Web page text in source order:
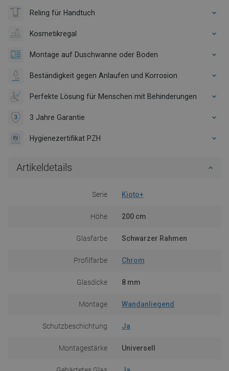
Reling für Handtuch
Kosmetikregal
Montage auf Duschwanne oder Boden
Beständigkeit gegen Anlaufen und Korrosion
Perfekte Lösung für Menschen mit Behinderungen
3 Jahre Garantie
Hygienezertifikat PZH
Artikeldetails
Serie Kioto+
Höhe 200 cm
Glasfarbe Schwarzer Rahmen
Profilfarbe Chrom
Glasdicke 8 mm
Montage Wandanliegend
Schutzbeschichtung Ja
Montagestärke Universell